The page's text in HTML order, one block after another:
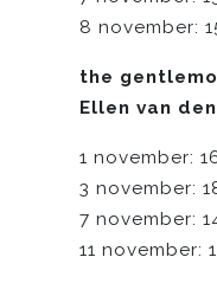
8 november:
the
Ellen van
1 november:
3 november:
7 november:
11 november: